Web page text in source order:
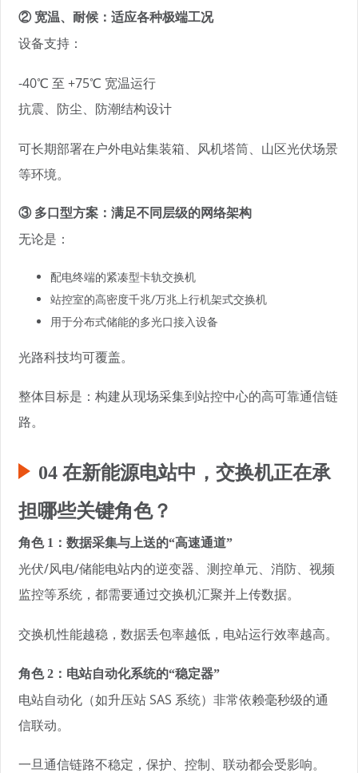
② 宽温、耐候：适应各种极端工况
设备支持：
-40℃ 至 +75℃ 宽温运行
抗震、防尘、防潮结构设计
可长期部署在户外电站集装箱、风机塔筒、山区光伏场景
等环境。
③ 多口型方案：满足不同层级的网络架构
无论是：
配电终端的紧凑型卡轨交换机
站控室的高密度千兆/万兆上行机架式交换机
用于分布式储能的多光口接入设备
光路科技均可覆盖。
整体目标是：构建从现场采集到站控中心的高可靠通信链
路。
04 在新能源电站中，交换机正在承
担哪些关键角色？
角色 1：数据采集与上送的“高速通道”
光伏/风电/储能电站内的逆变器、测控单元、消防、视频
监控等系统，都需要通过交换机汇聚并上传数据。
交换机性能越稳，数据丢包率越低，电站运行效率越高。
角色 2：电站自动化系统的“稳定器”
电站自动化（如升压站 SAS 系统）非常依赖毫秒级的通
信联动。
一旦通信链路不稳定，保护、控制、联动都会受影响。